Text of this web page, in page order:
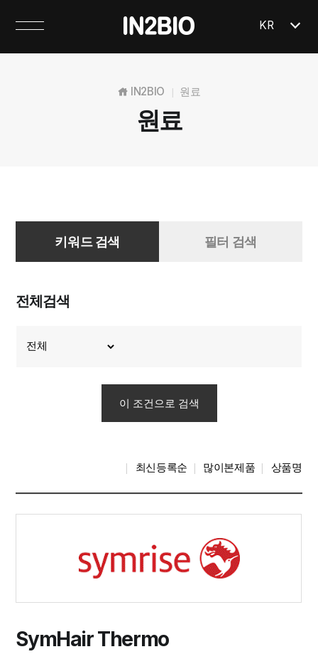
KR
IN2BIO 원료
원료
키워드 검색 필터 검색
전체검색
최신등록순 많이본제품 상품명
SymHair Thermo